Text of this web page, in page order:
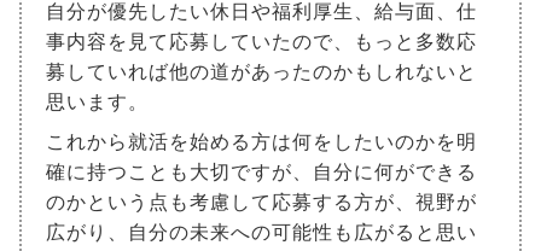
自分が優先したい休日や福利厚生、給与面、仕
事内容を見て応募していたので、もっと多数応
募していれば他の道があったのかもしれないと
思います。
これから就活を始める方は何をしたいのかを明
確に持つことも大切ですが、自分に何ができる
のかという点も考慮して応募する方が、視野が
広がり、自分の未来への可能性も広がると思い